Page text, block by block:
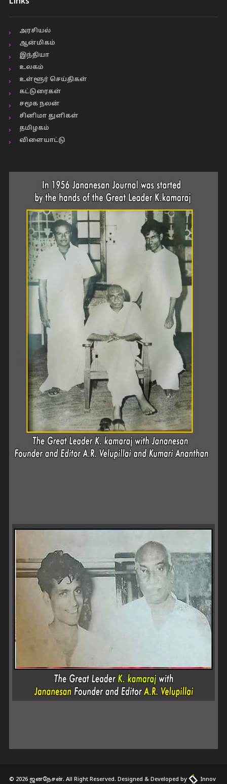
அரசியல்
ஆன்மிகம்
இந்தியா
உலகம்
உள்ளூர் செய்திகள்
கட்டுரைகள்
சமூக நலன்
சினிமா துளிகள்
தமிழகம்
விளையாட்டு
© 2026 ஜனநேசன். All Right Reserved. Designed & Developed by Innov